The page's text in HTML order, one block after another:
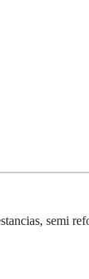
semi